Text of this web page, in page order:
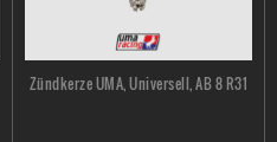
Zündkerze UMA, Universell, AB 8 R31